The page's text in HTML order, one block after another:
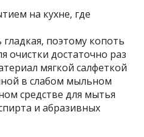
на кухне, где
поэтому копоть
очистки достаточно раз
мягкой салфеткой
в слабом мыльном
средстве для мытья
и абразивных